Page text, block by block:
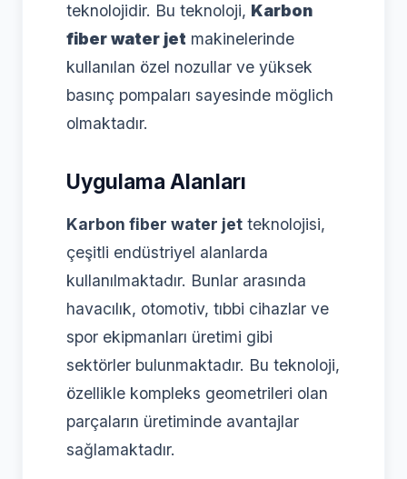
teknolojidir. Bu teknoloji, Karbon
fiber water jet makinelerinde
kullanılan özel nozullar ve yüksek
basınç pompaları sayesinde möglich
olmaktadır.
Uygulama Alanları
Karbon fiber water jet teknolojisi,
çeşitli endüstriyel alanlarda
kullanılmaktadır. Bunlar arasında
havacılık, otomotiv, tıbbi cihazlar ve
spor ekipmanları üretimi gibi
sektörler bulunmaktadır. Bu teknoloji,
özellikle kompleks geometrileri olan
parçaların üretiminde avantajlar
sağlamaktadır.